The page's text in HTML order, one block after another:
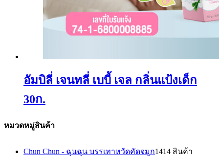
อัมบิลี่ เจนทลี่ เบบี้ เจล กลิ่นแป้งเด็ก
30ก.
หมวดหมู่สินค้า
Chun Chun - ฉุนฉุน บรรเทาหวัดคัดจมูก1414 สินค้า